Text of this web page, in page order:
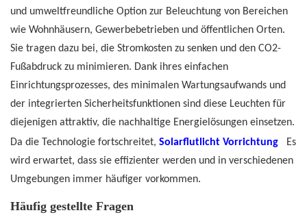
und umweltfreundliche Option zur Beleuchtung von Bereichen
wie Wohnhäusern, Gewerbebetrieben und öffentlichen Orten.
Sie tragen dazu bei, die Stromkosten zu senken und den CO2-
Fußabdruck zu minimieren. Dank ihres einfachen
Einrichtungsprozesses, des minimalen Wartungsaufwands und
der integrierten Sicherheitsfunktionen sind diese Leuchten für
diejenigen attraktiv, die nachhaltige Energielösungen einsetzen.
Da die Technologie fortschreitet, Solarflutlicht Vorrichtung
Es
wird erwartet, dass sie effizienter werden und in verschiedenen
Umgebungen immer häufiger vorkommen.
Häufig gestellte Fragen